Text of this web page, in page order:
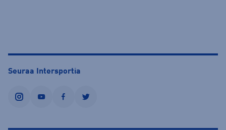
Seuraa Intersportia
instagramyoutubefacebooktwitter